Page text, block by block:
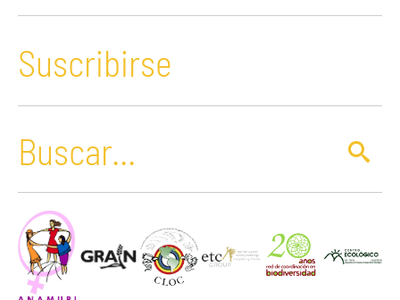
Suscribirse